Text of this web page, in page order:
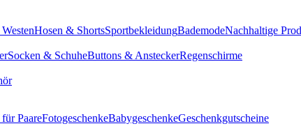
Hosen & ShortsSportbekleidungBademodeNachhaltige
Socken & SchuheButtons & AnsteckerRegenschirme
PaareFotogeschenkeBabygeschenkeGeschenkgutscheine